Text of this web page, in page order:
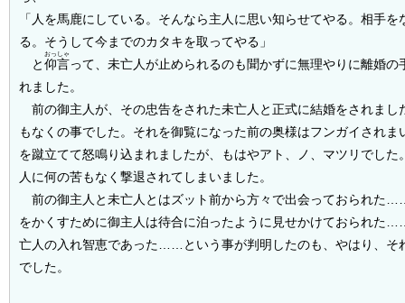
「人を馬鹿にしている。そんなら主人に思い知らせてやる。相手
る。そうして今までのカタキを取ってやる」
と仰言
おっしゃ
って、未亡人が止められるのも聞かずに無理やりに離婚の
れました。
前の御主人が、その忠告をされた未亡人と正式に結婚をされまし
もなくの事でした。それを御覧になった前の奥様はフンガイされま
を蹴立てて怒鳴り込まれましたが、もはやアト、ノ、マツリでした
人に何の苦もなく撃退されてしまいました。
前の御主人と未亡人とはズット前から方々で出会っておられた
をかくすために御主人は待合に泊ったように見せかけておられた
亡人の入れ智恵であった……という事が判明したのも、やはり、そ
でした。